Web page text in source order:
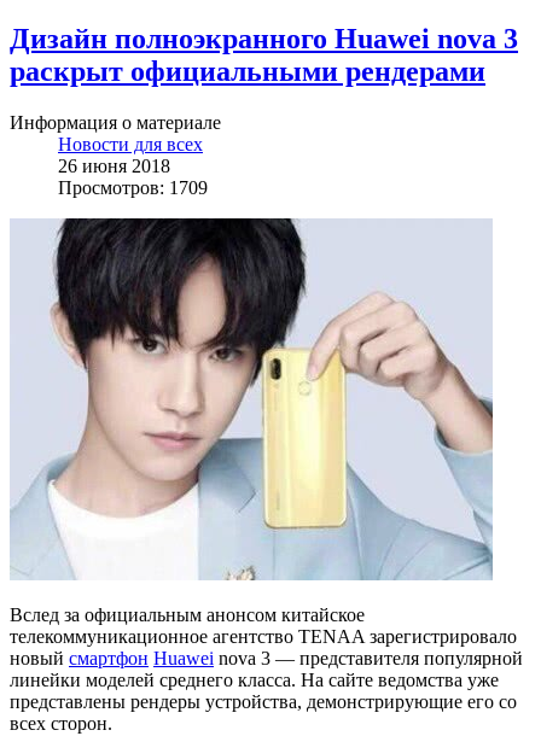
Дизайн полноэкранного Huawei nova 3
раскрыт официальными рендерами
Информация о материале
Новости для всех
26 июня 2018
Просмотров: 1709
Вслед за официальным анонсом китайское
телекоммуникационное агентство TENAA зарегистрировало
новый смартфон Huawei nova 3 — представителя популярной
линейки моделей среднего класса. На сайте ведомства уже
представлены рендеры устройства, демонстрирующие его со
всех сторон.